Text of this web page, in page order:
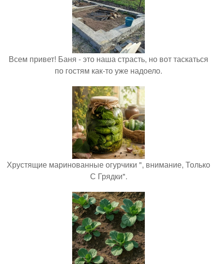
Всем привет! Баня - это наша страсть, но вот таскаться
по гостям как-то уже надоело.
Хрустящие маринованные огурчики ", внимание, Только
С Грядки".